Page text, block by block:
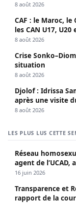
8 août 2026
CAF : le Maroc,
les CAN U17, U20
8 août 2026
Crise
situation
8 août 2026
Djolof : Idrissa
après une visite
8 août 2026
LES PLUS LUS CETTE
Réseau
agent de l’UCAD,
propagé le VIH
16 juin 2026
Transparence et
rapport de la